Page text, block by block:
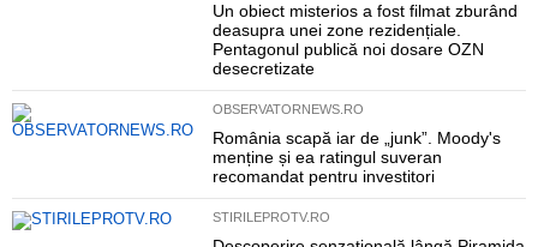
Un obiect misterios a fost filmat zburând
deasupra unei zone rezidențiale.
Pentagonul publică noi dosare OZN
desecretizate
OBSERVATORNEWS.RO
România scapă iar de „junk”. Moody's
menține și ea ratingul suveran
recomandat pentru investitori
STIRILEPROTV.RO